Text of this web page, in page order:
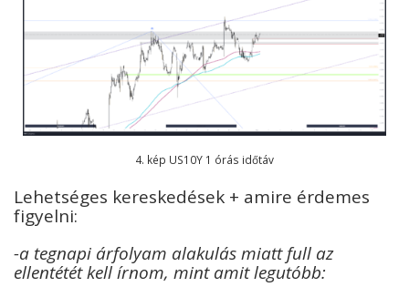
4. kép US10Y 1 órás időtáv
Lehetséges kereskedések + amire érdemes
figyelni:
-a tegnapi árfolyam alakulás miatt full az
ellentétét kell írnom, mint amit legutóbb: